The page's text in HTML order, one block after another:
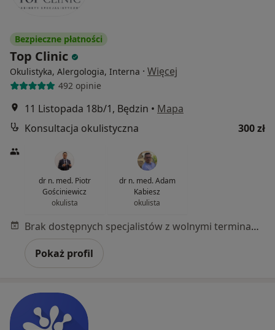
Bezpieczne płatności
Top Clinic
Okulistyka, Alergologia, Interna · Więcej
492 opinie
11 Listopada 18b/1, Będzin • Mapa
Konsultacja okulistyczna
300 zł
dr n. med. Piotr
Gościniewicz
okulista
dr n. med. Adam
Kabiesz
okulista
Brak dostępnych specjalistów z wolnymi terminami w tym centrum medycznym.
Pokaż profil